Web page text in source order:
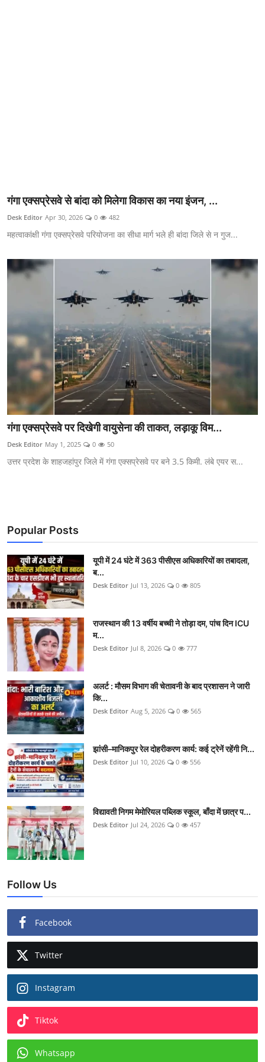
गंगा एक्सप्रेसवे से बांदा को मिलेगा विकास का नया इंजन, ...
Desk Editor Apr 30, 2026 0 482
महत्वाकांक्षी गंगा एक्सप्रेसवे परियोजना का सीधा मार्ग भले ही बांदा जिले से न गुज...
गंगा एक्सप्रेसवे पर दिखेगी वायुसेना की ताकत, लड़ाकू विम...
Desk Editor May 1, 2025 0 50
उत्तर प्रदेश के शाहजहांपुर जिले में गंगा एक्सप्रेसवे पर बने 3.5 किमी. लंबे एयर स...
Popular Posts
यूपी में 24 घंटे में 363 पीसीएस अधिकारियों का तबादला,
ब...
Desk Editor Jul 13, 2026 0 805
राजस्थान की 13 वर्षीय बच्ची ने तोड़ा दम, पांच दिन ICU
म...
Desk Editor Jul 8, 2026 0 777
अलर्ट : मौसम विभाग की चेतावनी के बाद प्रशासन ने जारी
कि...
Desk Editor Aug 5, 2026 0 565
झांसी–मानिकपुर रेल दोहरीकरण कार्य: कई ट्रेनें रहेंगी नि...
Desk Editor Jul 10, 2026 0 556
विद्यावती निगम मेमोरियल पब्लिक स्कूल, बाँदा में छात्र प...
Desk Editor Jul 24, 2026 0 457
Follow Us
Facebook
Twitter
Instagram
Tiktok
Whatsapp